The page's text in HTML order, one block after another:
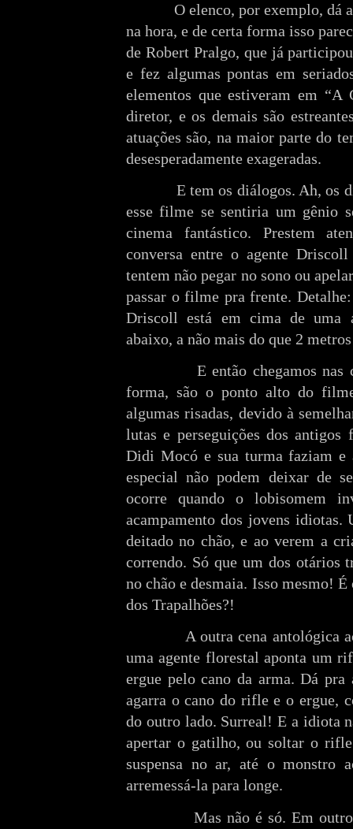
O elenco, por exemplo, dá a
na hora, e de certa forma isso
de Robert Pralgo, que já
e fez algumas pontas em
elementos que estiveram em
diretor, e os demais são
atuações são, na maior parte do
desesperadamente exageradas.
E tem os diálogos. Ah, os
esse filme se sentiria um gênio
cinema fantástico. Prestem
conversa entre o agente
tentem não pegar no sono ou
passar o filme pra frente.
Driscoll está em cima de uma
abaixo, a não mais do que 2
E então chegamos nas
forma, são o ponto alto do
algumas risadas, devido à
lutas e perseguições dos antigos
Didi Mocó e sua turma faziam e
especial não podem deixar de
ocorre quando o lobisomem
acampamento dos jovens idiotas.
deitado no chão, e ao verem a
correndo. Só que um dos otários
no chão e desmaia. Isso mesmo!
dos Trapalhões?!
A outra cena antológica
uma agente florestal aponta um
ergue pelo cano da arma. Dá
agarra o cano do rifle e o ergue,
do outro lado. Surreal! E a idiota
apertar o gatilho, ou soltar o
suspensa no ar, até o monstro
arremessá-la para longe.
Mas não é só. Em outro